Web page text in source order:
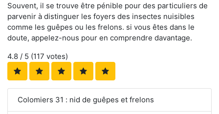
Souvent, il se trouve être pénible pour des particuliers de
parvenir à distinguer les foyers des insectes nuisibles
comme les guêpes ou les frelons. si vous êtes dans le
doute, appelez-nous pour en comprendre davantage.
4.8 / 5 (117 votes)
Colomiers 31 : nid de guêpes et frelons